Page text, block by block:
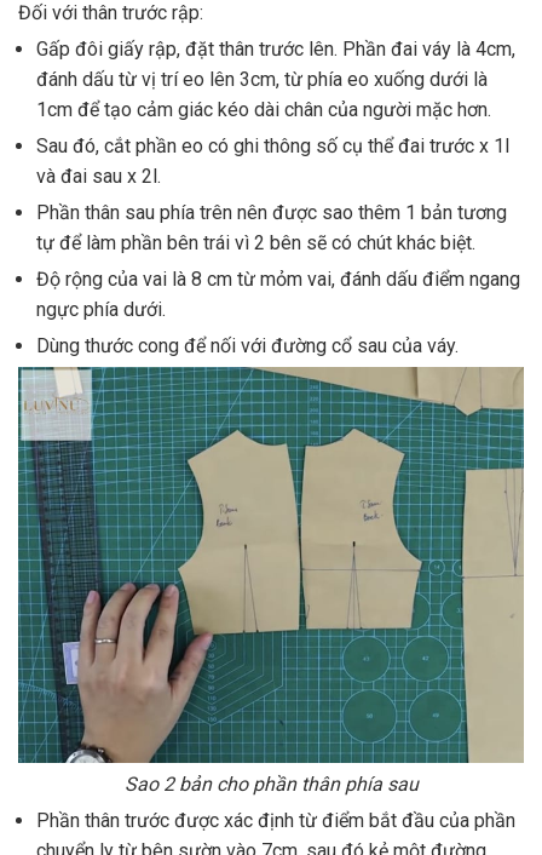
Đối với thân trước rập:
Gấp đôi giấy rập, đặt thân trước lên. Phần đai váy là 4cm,
đánh dấu từ vị trí eo lên 3cm, từ phía eo xuống dưới là
1cm để tạo cảm giác kéo dài chân của người mặc hơn.
Sau đó, cắt phần eo có ghi thông số cụ thể đai trước x 1l
và đai sau x 2l.
Phần thân sau phía trên nên được sao thêm 1 bản tương
tự để làm phần bên trái vì 2 bên sẽ có chút khác biệt.
Độ rộng của vai là 8 cm từ mỏm vai, đánh dấu điểm ngang
ngực phía dưới.
Dùng thước cong để nối với đường cổ sau của váy.
Sao 2 bản cho phần thân phía sau
Phần thân trước được xác định từ điểm bắt đầu của phần
chuyển ly từ bên sườn vào 7cm, sau đó kẻ một đường